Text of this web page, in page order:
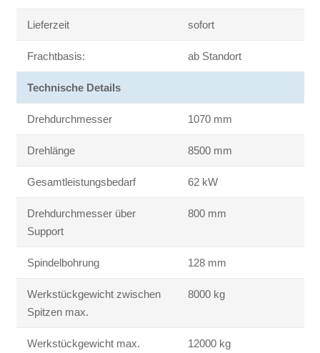
Lieferzeit sofort
Frachtbasis: ab Standort
Technische Details
Drehdurchmesser 1070 mm
Drehlänge 8500 mm
Gesamtleistungsbedarf 62 kW
Drehdurchmesser über
Support
800 mm
Spindelbohrung 128 mm
Werkstückgewicht zwischen
Spitzen max.
8000 kg
Werkstückgewicht max. 12000 kg